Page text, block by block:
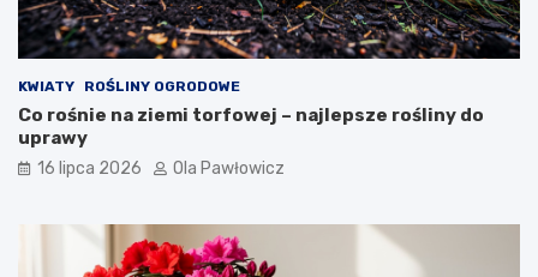
KWIATY ROŚLINY OGRODOWE
Co rośnie na ziemi torfowej – najlepsze rośliny do
uprawy
16 lipca 2026 Ola Pawłowicz